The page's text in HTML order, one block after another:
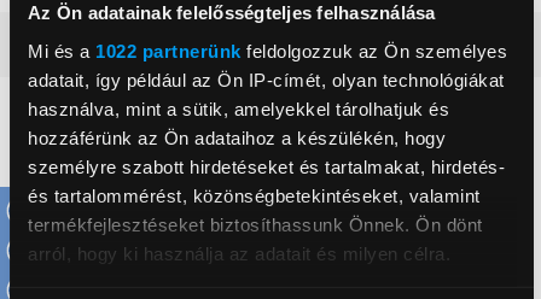
Az Ön adatainak felelősségteljes felhasználása
Mi és a 1022 partnerünk feldolgozzuk az Ön személyes
adatait, így például az Ön IP-címét, olyan technológiákat
használva, mint a sütik, amelyekkel tárolhatjuk és
hozzáférünk az Ön adataihoz a készülékén, hogy
személyre szabott hirdetéseket és tartalmakat, hirdetés-
és tartalommérést, közönségbetekintéseket, valamint
termékfejlesztéseket biztosíthassunk Önnek. Ön dönt
arról, hogy ki használja az adatait és milyen célra.
Alaptulajdonságok
Képzeld el a motorbőgést, miközben összerakod a LEGO®
Technic Oracle Red Bull Racing RB20 F1 (42206)
autómodelledet! Élvezd a kihívást, miközben összerakod az
1:8-as méretarányú, jellegzetes festéssel, mintás gumikkal
és autentikus részletekkel ellátott, F1 autómodell elemeit
és funkcióit!